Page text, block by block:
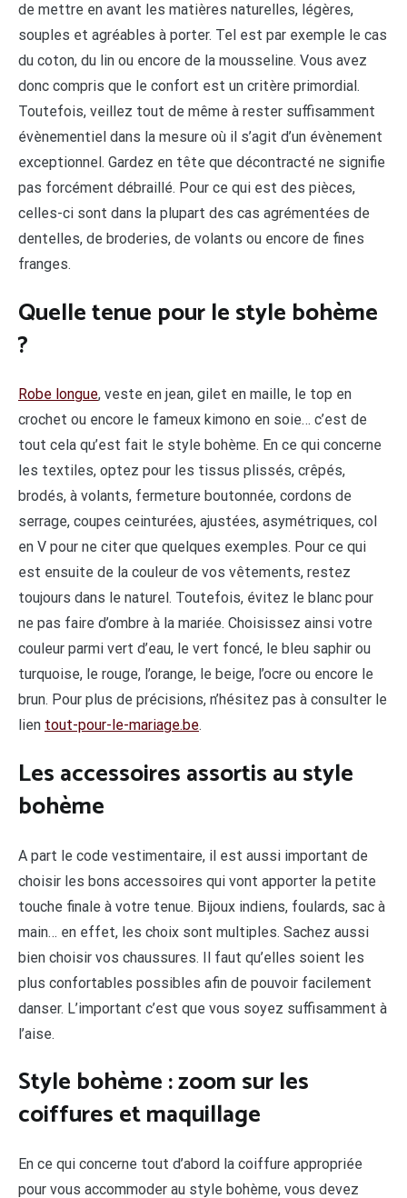
de mettre en avant les matières naturelles, légères,
souples et agréables à porter. Tel est par exemple le cas
du coton, du lin ou encore de la mousseline. Vous avez
donc compris que le confort est un critère primordial.
Toutefois, veillez tout de même à rester suffisamment
évènementiel dans la mesure où il s’agit d’un évènement
exceptionnel. Gardez en tête que décontracté ne signifie
pas forcément débraillé. Pour ce qui est des pièces,
celles-ci sont dans la plupart des cas agrémentées de
dentelles, de broderies, de volants ou encore de fines
franges.
Quelle tenue pour le style bohème
?
Robe longue, veste en jean, gilet en maille, le top en
crochet ou encore le fameux kimono en soie… c’est de
tout cela qu’est fait le style bohème. En ce qui concerne
les textiles, optez pour les tissus plissés, crêpés,
brodés, à volants, fermeture boutonnée, cordons de
serrage, coupes ceinturées, ajustées, asymétriques, col
en V pour ne citer que quelques exemples. Pour ce qui
est ensuite de la couleur de vos vêtements, restez
toujours dans le naturel. Toutefois, évitez le blanc pour
ne pas faire d’ombre à la mariée. Choisissez ainsi votre
couleur parmi vert d’eau, le vert foncé, le bleu saphir ou
turquoise, le rouge, l’orange, le beige, l’ocre ou encore le
brun. Pour plus de précisions, n’hésitez pas à consulter le
lien tout-pour-le-mariage.be.
Les accessoires assortis au style
bohème
A part le code vestimentaire, il est aussi important de
choisir les bons accessoires qui vont apporter la petite
touche finale à votre tenue. Bijoux indiens, foulards, sac à
main… en effet, les choix sont multiples. Sachez aussi
bien choisir vos chaussures. Il faut qu’elles soient les
plus confortables possibles afin de pouvoir facilement
danser. L’important c’est que vous soyez suffisamment à
l’aise.
Style bohème : zoom sur les
coiffures et maquillage
En ce qui concerne tout d’abord la coiffure appropriée
pour vous accommoder au style bohème, vous devez